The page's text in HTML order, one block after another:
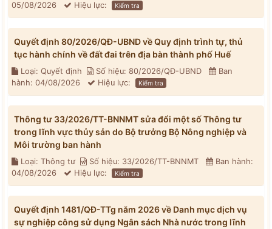
05/08/2026
Hiệu lực: Kiểm tra
Quyết định 80/2026/QĐ-UBND về Quy định trình tự, thủ
tục hành chính về đất đai trên địa bàn thành phố Huế
Loại: Quyết định Số hiệu: 80/2026/QĐ-UBND
Ban
hành: 04/08/2026
Hiệu lực: Kiểm tra
Thông tư 33/2026/TT-BNNMT sửa đổi một số Thông tư
trong lĩnh vực thủy sản do Bộ trưởng Bộ Nông nghiệp và
Môi trường ban hành
Loại: Thông tư Số hiệu: 33/2026/TT-BNNMT
Ban hành:
04/08/2026
Hiệu lực: Kiểm tra
Quyết định 1481/QĐ-TTg năm 2026 về Danh mục dịch vụ
sự nghiệp công sử dụng Ngân sách Nhà nước trong lĩnh